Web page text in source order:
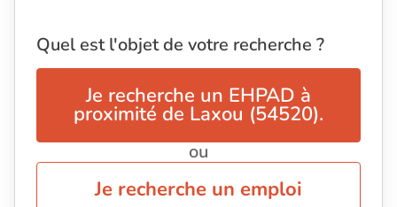
Quel est l'objet de votre recherche ?
Je recherche un EHPAD à
proximité de Laxou (54520).
ou
Je recherche un emploi